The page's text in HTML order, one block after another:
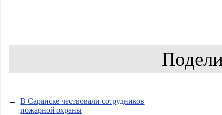
←
В Саранске чествовали сотрудников
пожарной охраны